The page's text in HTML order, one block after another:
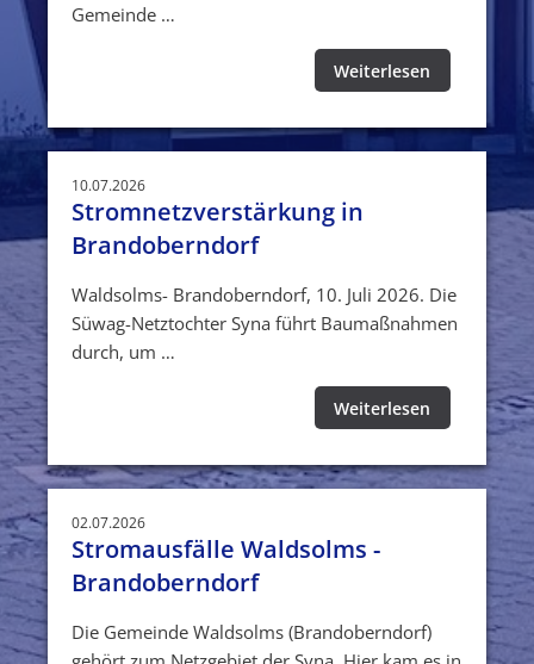
Gemeinde …
Weiterlesen
10.07.2026
Stromnetzverstärkung in
Brandoberndorf
Waldsolms- Brandoberndorf, 10. Juli 2026. Die
Süwag-Netztochter Syna führt Baumaßnahmen
durch, um …
Weiterlesen
02.07.2026
Stromausfälle Waldsolms -
Brandoberndorf
Die Gemeinde Waldsolms (Brandoberndorf)